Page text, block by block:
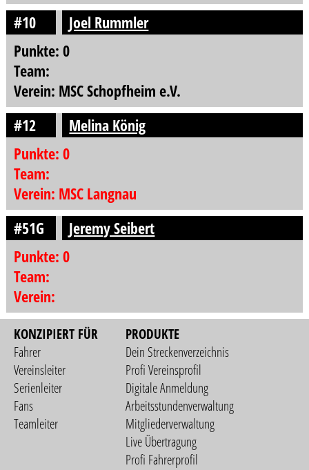
#10
Joel Rummler
Punkte: 0
Team:
Verein: MSC Schopfheim e.V.
#12
Melina König
Punkte: 0
Team:
Verein: MSC Langnau
#51G
Jeremy Seibert
Punkte: 0
Team:
Verein:
KONZIPIERT FÜR
Fahrer
Vereinsleiter
Serienleiter
Fans
Teamleiter
PRODUKTE
Dein Streckenverzeichnis
Profi Vereinsprofil
Digitale Anmeldung
Arbeitsstundenverwaltung
Mitgliederverwaltung
Live Übertragung
Profi Fahrerprofil